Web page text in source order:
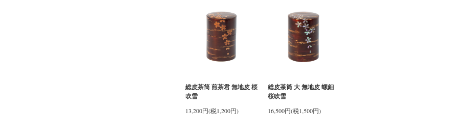
総皮茶筒 煎茶君 無地皮 桜
吹雪
13,200円(税1,200円)
総皮茶筒 大 無地皮 螺鈿
桜吹雪
16,500円(税1,500円)